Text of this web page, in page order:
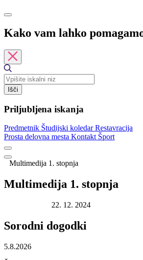
Kako vam lahko
Išči
Priljubljena iskanja
Predmetnik Študijski koledarRestavracija
Prosta delovna mesta Kontakt Šport
Multimedija 1. stopnja
Multimedija 1. stopnja
22. 12. 2024
Sorodni dogodki
5.8.2026